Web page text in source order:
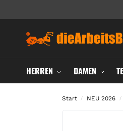
HERREN DAMEN
Start / NEU 2026 /